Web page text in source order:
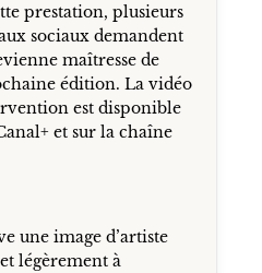
prestation, plusieurs
sociaux demandent
maîtresse de
édition. La vidéo
est disponible
et sur la chaîne
une image d’artiste
légèrement à